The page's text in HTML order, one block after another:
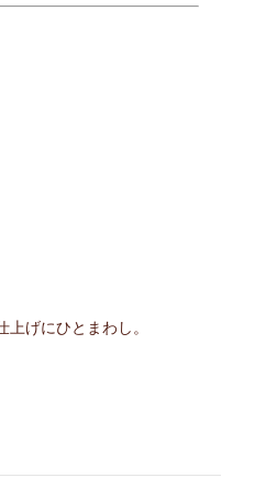
げにひとまわし。